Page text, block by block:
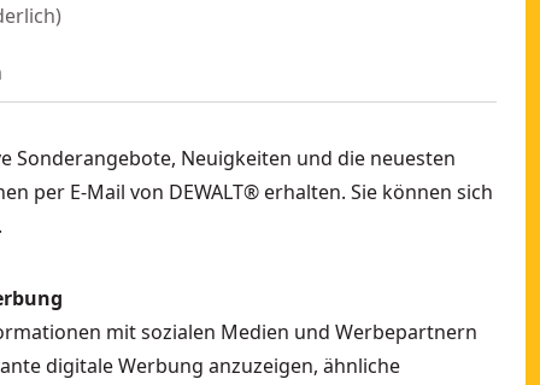
)
Sonderangebote, Neuigkeiten und die neuesten
per E-Mail von DEWALT® erhalten. Sie können sich
mit sozialen Medien und Werbepartnern
digitale Werbung anzuzeigen, ähnliche